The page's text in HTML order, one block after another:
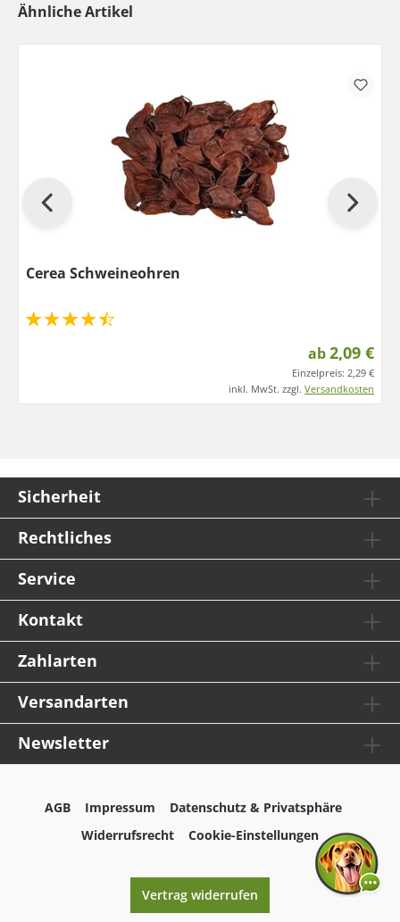
Ähnliche Artikel
Cerea Schweineohren
ab2,09 €
Einzelpreis: 2,29 €
inkl. MwSt. zzgl. Versandkosten
Sicherheit
Rechtliches
Service
Kontakt
Zahlarten
Versandarten
Newsletter
AGB Impressum
Datenschutz & Privatsphäre
Widerrufsrecht
Cookie-Einstellungen
Vertrag widerrufen